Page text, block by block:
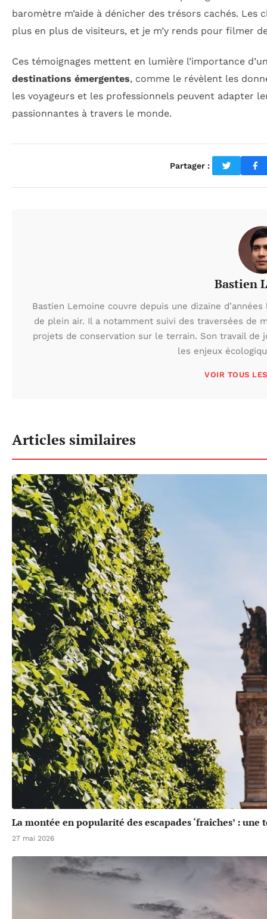
baromètre m’aide à dénicher des trésors cachés.
plus en plus de visiteurs, et je m’y rends pour filmer
Ces témoignages mettent en lumière l’importance
destinations émergentes, comme le révèlent les
les voyageurs et les professionnels peuvent adapter
passionnantes à travers le monde.
Partager :
Bastien
Bastien Lemoine couvre depuis une dizaine
de plein air. Il a notamment suivi des traversées de
projets de conservation sur le terrain. Son travail de
les enjeux
VOIR TOUS
Articles similaires
La montée en popularité des escapades ‘fraîches’ :
27 mai 2026